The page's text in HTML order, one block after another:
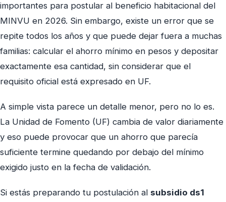
importantes para postular al beneficio habitacional del
MINVU en 2026. Sin embargo, existe un error que se
repite todos los años y que puede dejar fuera a muchas
familias: calcular el ahorro mínimo en pesos y depositar
exactamente esa cantidad, sin considerar que el
requisito oficial está expresado en UF.
A simple vista parece un detalle menor, pero no lo es.
La Unidad de Fomento (UF) cambia de valor diariamente
y eso puede provocar que un ahorro que parecía
suficiente termine quedando por debajo del mínimo
exigido justo en la fecha de validación.
Si estás preparando tu postulación al subsidio ds1